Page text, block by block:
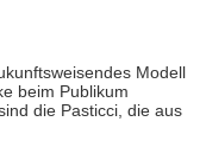
Modell
beim Publikum
die Pasticci, die aus